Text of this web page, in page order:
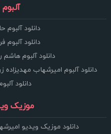
دانلود
دانلود آلبوم
دانلود آلبوم
دانلود آلبوم امیرشهاب
دانلود
موزیک
دانلود موزیک ویدیو